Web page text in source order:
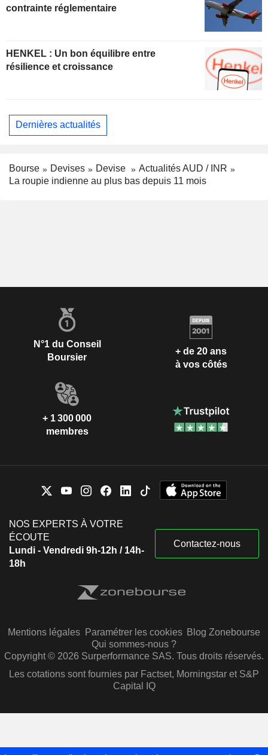
contrainte réglementaire
HENKEL : Un bon équilibre entre
résilience et croissance
Dernières actualités
Bourse Devises Devise
Actualités AUD / INR
La roupie indienne au plus bas depuis 11 mois
N°1 du Conseil
Boursier
+ de 20 ans
à vos côtés
+ 1 300 000
membres
NOS EXPERTS À VOTRE
ÉCOUTE
Lundi - Vendredi 9h-12h / 14h-
18h
Contactez-nous
Mentions légales Paramétrer les cookies Blog Zonebourse
Qui sommes-nous ?
Copyright © 2026 Surperformance SAS. Tous droits réservés.
Les cotations sont fournies par Factset, Morningstar et S&P
Capital IQ